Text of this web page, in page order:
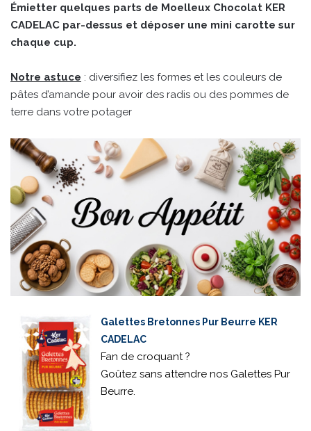
Émietter quelques parts de Moelleux Chocolat KER
CADELAC par-dessus et déposer une mini carotte sur
chaque cup.
Notre astuce : diversifiez les formes et les couleurs de
pâtes d’amande pour avoir des radis ou des pommes de
terre dans votre potager
Galettes Bretonnes Pur Beurre KER
CADELAC
Fan de croquant ?
Goûtez sans attendre nos Galettes Pur
Beurre.